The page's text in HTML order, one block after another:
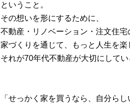
ということ。
その想いを形にするために、
不動産・リノベーション・注文住宅
家づくりを通じて、もっと人生を楽
それが70年代不動産が大切にしてい
「せっかく家を買うなら、自分らし